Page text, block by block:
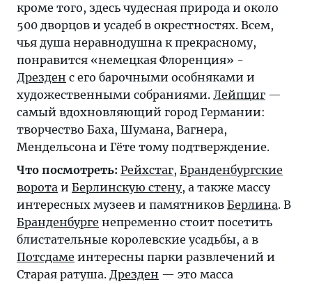
кроме того, здесь чудесная природа и около
500 дворцов и усадеб в окрестностях. Всем,
чья душа неравнодушна к прекрасному,
понравится «немецкая Флоренция» -
Дрезден с его барочными особняками и
художественными собраниями. Лейпциг —
самый вдохновляющий город Германии:
творчество Баха, Шумана, Вагнера,
Мендельсона и Гёте тому подтверждение.
Что посмотреть: Рейхстаг, Бранденбургские
ворота и Берлинскую стену, а также массу
интересных музеев и памятников Берлина. В
Бранденбурге непременно стоит посетить
блистательные королевские усадьбы, а в
Потсдаме интересны парки развлечений и
Старая ратуша. Дрезден — это масса